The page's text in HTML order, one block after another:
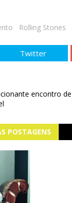
Rolling Stones
Twitter
encontro de
POSTAGENS